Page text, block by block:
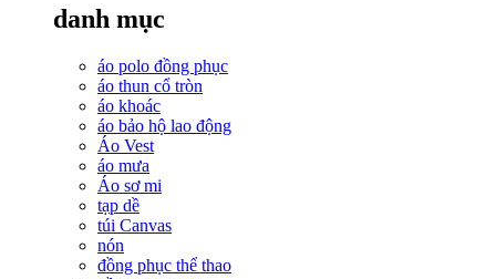
danh mục
áo polo đồng phục
áo thun cổ tròn
áo khoác
áo bảo hộ lao động
Áo Vest
áo mưa
Áo sơ mi
tạp dề
túi Canvas
nón
đồng phục thể thao